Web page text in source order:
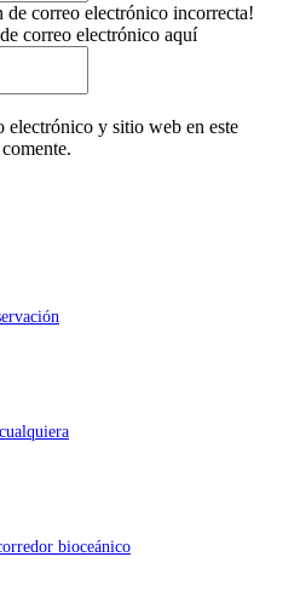
correo electrónico incorrecta!
correo electrónico aquí
electrónico y sitio web en este
bioceánico